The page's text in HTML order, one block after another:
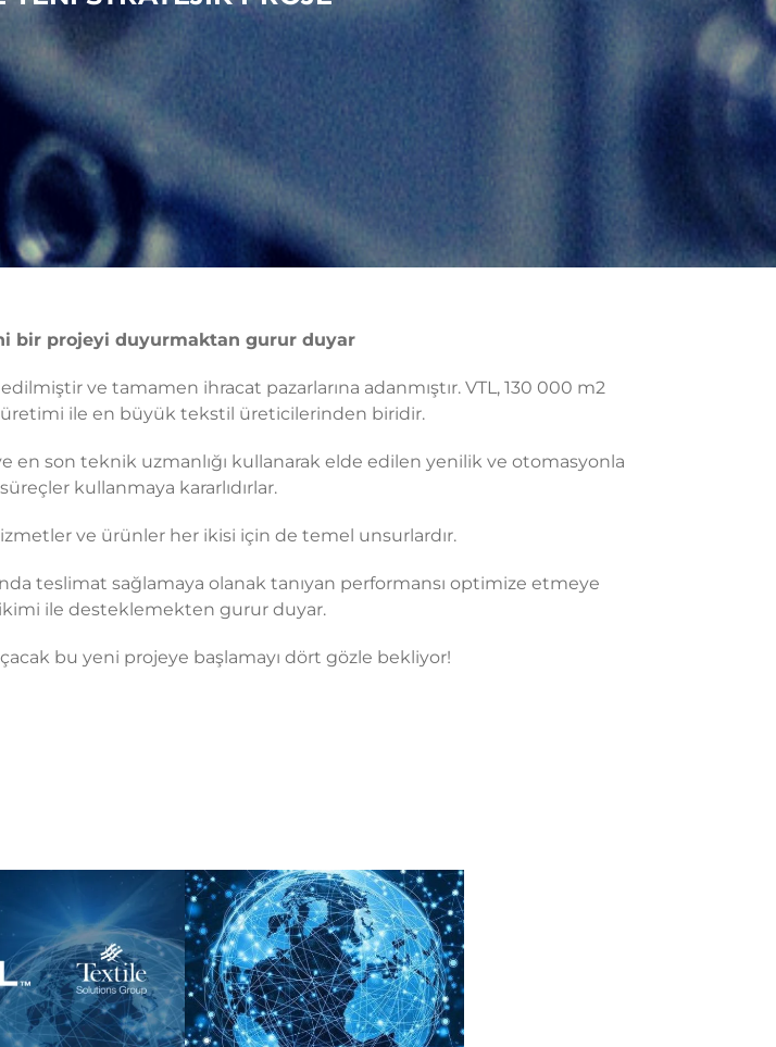
bir projeyi duyurmaktan gurur duyar
ve tamamen ihracat pazarlarına adanmıştır. VTL, 130 000 m2
üretimi ile en büyük tekstil üreticilerinden biridir.
en son teknik uzmanlığı kullanarak elde edilen yenilik ve otomasyonla
kullanmaya kararlıdırlar.
ve ürünler her ikisi için de temel unsurlardır.
teslimat sağlamaya olanak tanıyan performansı optimize etmeye
ile desteklemekten gurur duyar.
bu yeni projeye başlamayı dört gözle bekliyor!